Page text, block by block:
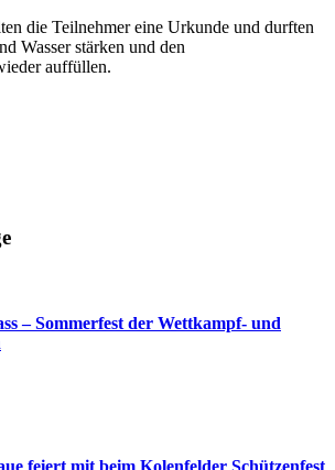
die Teilnehmer eine Urkunde und durften
Wasser stärken und den
auffüllen.
– Sommerfest der Wettkampf- und
feiert mit beim Kolenfelder Schützenfest